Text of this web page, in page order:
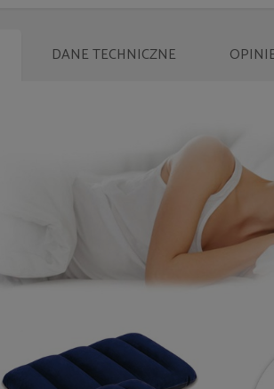
DANE TECHNICZNE